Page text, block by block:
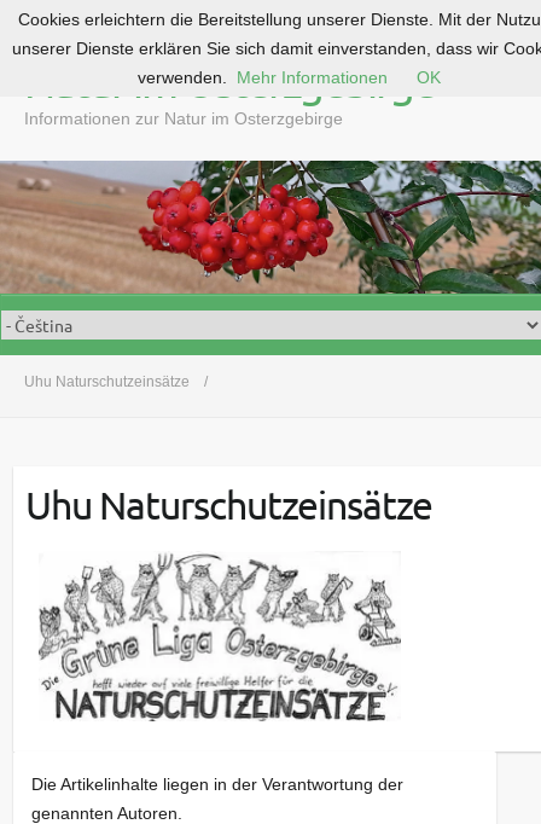
o
o
n
t
e
n
Natur im Osterzgebirge
Informationen zur Natur im Osterzgebirge
Uhu Naturschutzeinsätze
Uhu Naturschutzeinsätze
Die Artikelinhalte liegen in der Verantwortung der
genannten Autoren.
Cookies erleichtern die Bereitstellung unserer Dienste. Mit der
unserer Dienste erklären Sie sich damit einverstanden, dass wir
verwenden.
Mehr Informationen OK